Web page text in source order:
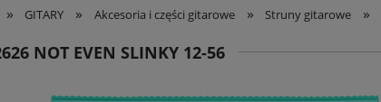
» GITARY » Akcesoria i części gitarowe » Struny gitarowe »
NOT EVEN SLINKY 12-56